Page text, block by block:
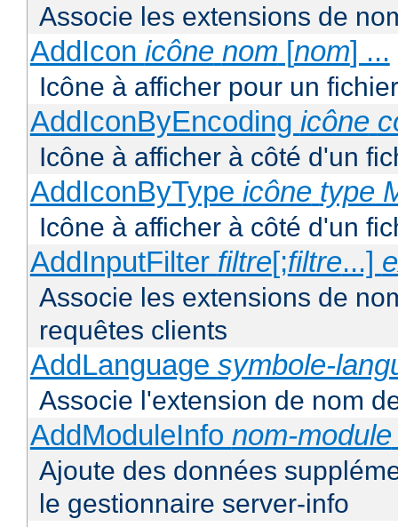
Associe les extensions de
AddIcon icône nom [nom] ...
Icône à afficher pour un
AddIconByEncoding icône
Icône à afficher à côté d'un
AddIconByType icône type
Icône à afficher à côté d'un
AddInputFilter filtre[;filtre...]
Associe les extensions de
requêtes clients
AddLanguage symbole-
Associe l'extension de nom
AddModuleInfo nom-module
Ajoute des données
le gestionnaire server-info